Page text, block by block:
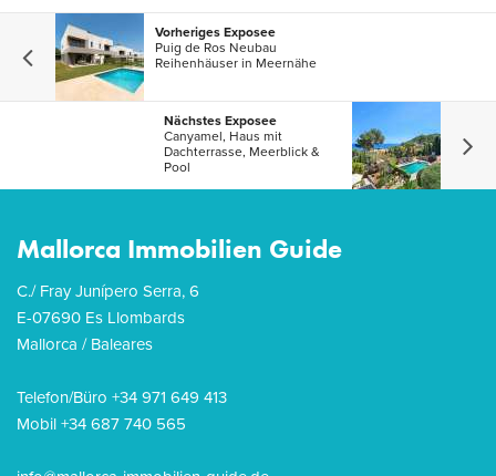
Vorheriges Exposee
Puig de Ros Neubau
Reihenhäuser in Meernähe
Nächstes Exposee
Canyamel, Haus mit
Dachterrasse, Meerblick &
Pool
Mallorca Immobilien Guide
C./ Fray Junípero Serra, 6
E-07690 Es Llombards
Mallorca / Baleares
Telefon/Büro +34 971 649 413
Mobil +34 687 740 565